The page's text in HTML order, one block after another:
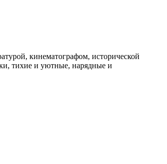
кинематографом, исторической
тихие и уютные, нарядные и